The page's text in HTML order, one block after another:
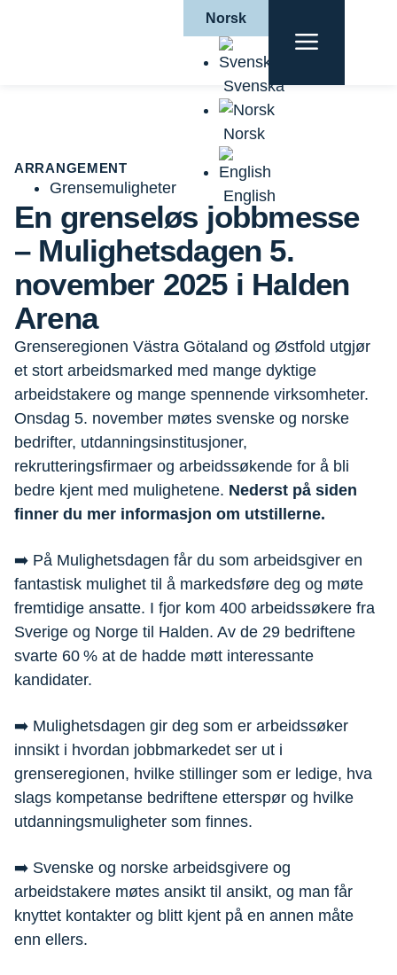
Norsk
Svenska
Norsk
English
Arrangement|En grenseløs
jobbmesse – Mulighetsdagen 5. november 2025 i
ARRANGEMENT
Grensemuligheter
En grenseløs jobbmesse
– Mulighetsdagen 5.
november 2025 i Halden
Arena
Grenseregionen Västra Götaland og Østfold utgjør
et stort arbeidsmarked med mange dyktige
arbeidstakere og mange spennende virksomheter.
Onsdag 5. november møtes svenske og norske
bedrifter, utdanningsinstitusjoner,
rekrutteringsfirmaer og arbeidssøkende for å bli
bedre kjent med mulighetene. Nederst på siden
finner du mer informasjon om utstillerne.
➡️ På Mulighetsdagen får du som arbeidsgiver en
fantastisk mulighet til å markedsføre deg og møte
fremtidige ansatte. I fjor kom 400 arbeidssøkere fra
Sverige og Norge til Halden. Av de 29 bedriftene
svarte 60 % at de hadde møtt interessante
kandidater.
➡️ Mulighetsdagen gir deg som er arbeidssøker
innsikt i hvordan jobbmarkedet ser ut i
grenseregionen, hvilke stillinger som er ledige, hva
slags kompetanse bedriftene etterspør og hvilke
utdanningsmuligheter som finnes.
➡️ Svenske og norske arbeidsgivere og
arbeidstakere møtes ansikt til ansikt, og man får
knyttet kontakter og blitt kjent på en annen måte
enn ellers.